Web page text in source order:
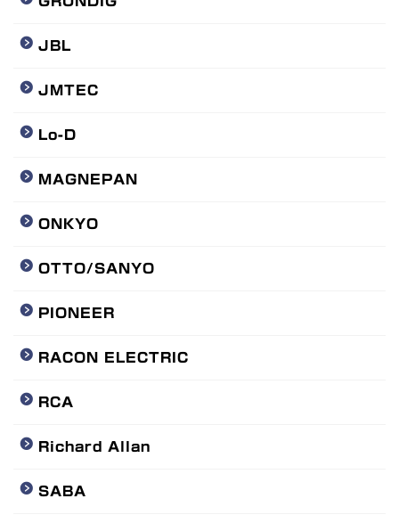
JBL
JMTEC
Lo-D
MAGNEPAN
ONKYO
OTTO/SANYO
PIONEER
RACON ELECTRIC
RCA
Richard Allan
SABA